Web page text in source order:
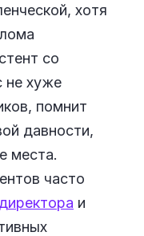
хотя
со
не хуже
помнит
давности,
места.
часто
и